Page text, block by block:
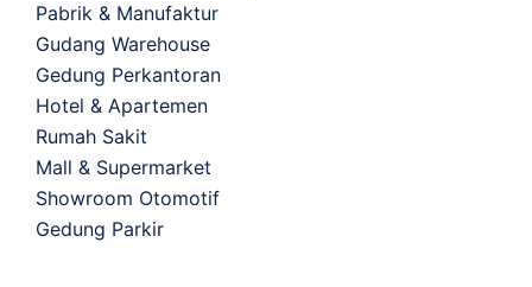
Pabrik & Manufaktur
Gudang Warehouse
Gedung Perkantoran
Hotel & Apartemen
Rumah Sakit
Mall & Supermarket
Showroom Otomotif
Gedung Parkir